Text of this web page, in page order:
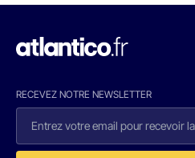
RECEVEZ NOTRE NEWSLETTER